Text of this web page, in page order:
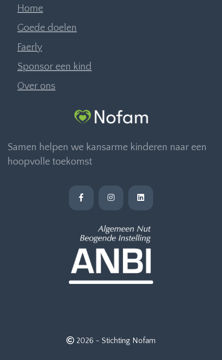
Home
Goede doelen
Faerly
Sponsor een kind
Over ons
Samen helpen we kansarme kinderen naar een
hoopvolle toekomst
2026 - Stichting Nofam